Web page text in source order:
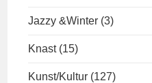
Jazzy &Winter (3)
Knast (15)
Kunst/Kultur (127)